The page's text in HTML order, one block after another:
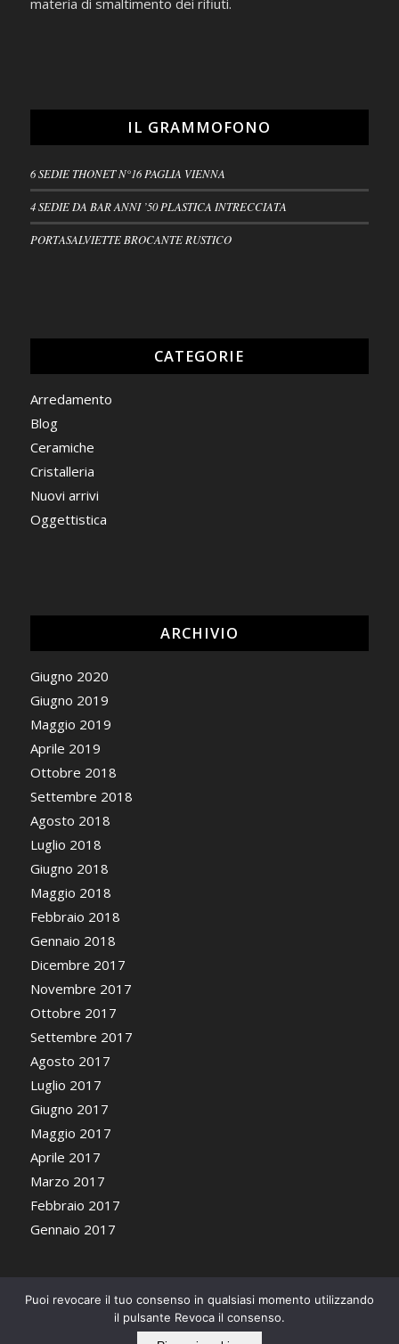
IL GRAMMOFONO
6 SEDIE THONET N°16 PAGLIA VIENNA
4 SEDIE DA BAR ANNI ’50 PLASTICA INTRECCIATA
PORTASALVIETTE BROCANTE RUSTICO
CATEGORIE
Arredamento
Blog
Ceramiche
Cristalleria
Nuovi arrivi
Oggettistica
ARCHIVIO
Giugno 2020
Giugno 2019
Maggio 2019
Aprile 2019
Ottobre 2018
Settembre 2018
Agosto 2018
Luglio 2018
Giugno 2018
Maggio 2018
Febbraio 2018
Gennaio 2018
Dicembre 2017
Novembre 2017
Ottobre 2017
Settembre 2017
Agosto 2017
Luglio 2017
Giugno 2017
Maggio 2017
Aprile 2017
Marzo 2017
Febbraio 2017
Gennaio 2017
© Copyright 2018 Tarabacli di Ghini Stefano P.iva 02027760343
Puoi revocare il tuo consenso in qualsiasi momento utilizzando
il pulsante Revoca il consenso.